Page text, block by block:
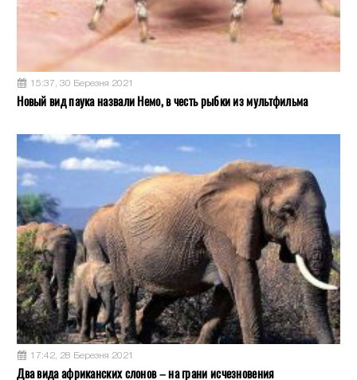
15:37, 30 Березня 2021
Новый вид паука назвали Немо, в честь рыбки из мультфильма
17:42, 28 Березня 2021
Два вида африканских слонов – на грани исчезновения